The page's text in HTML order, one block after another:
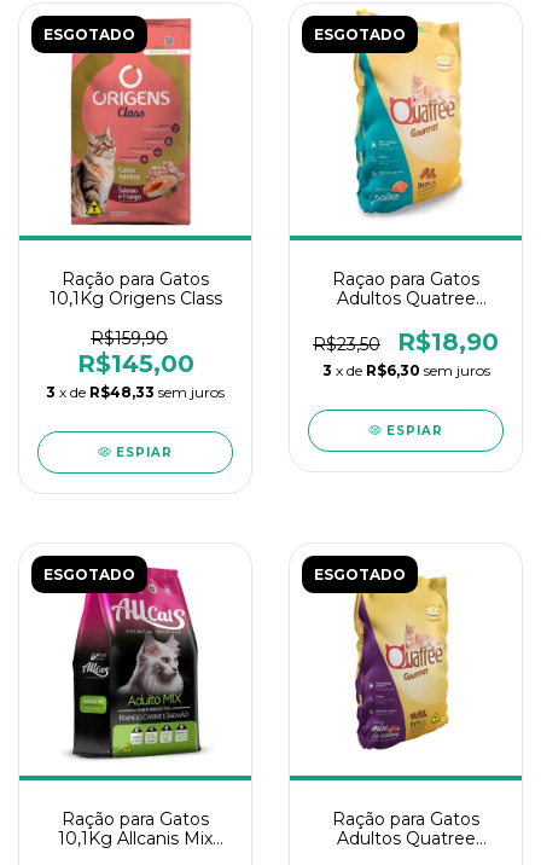
ESGOTADO
Ração para Gatos
10,1Kg Origens Class
R$159,90
R$145,00
3 x de R$48,33 sem juros
ESPIAR
ESGOTADO
Raçao para Gatos
Adultos Quatree
R$23,50
R$18,90
3 x de R$6,30 sem juros
ESPIAR
ESGOTADO
Ração para Gatos
10,1Kg Allcanis Mix
ESGOTADO
Ração para Gatos
Adultos Quatree